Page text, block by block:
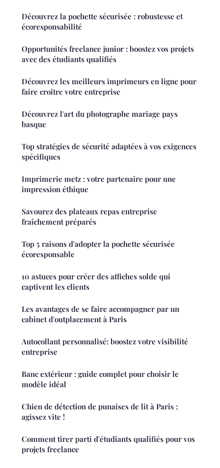
Découvrez la pochette sécurisée : robustesse et
écoresponsabilité
Opportunités freelance junior : boostez vos projets
avec des étudiants qualifiés
Découvrez les meilleurs imprimeurs en ligne pour
faire croître votre entreprise
Découvrez l'art du photographe mariage pays
basque
Top stratégies de sécurité adaptées à vos exigences
spécifiques
Imprimerie metz : votre partenaire pour une
impression éthique
Savourez des plateaux repas entreprise
fraîchement préparés
Top 5 raisons d'adopter la pochette sécurisée
écoresponsable
10 astuces pour créer des affiches solde qui
captivent les clients
Les avantages de se faire accompagner par un
cabinet d'outplacement à Paris
Autocollant personnalisé: boostez votre visibilité
entreprise
Banc extérieur : guide complet pour choisir le
modèle idéal
Chien de détection de punaises de lit à Paris :
agissez vite !
Comment tirer parti d'étudiants qualifiés pour vos
projets freelance